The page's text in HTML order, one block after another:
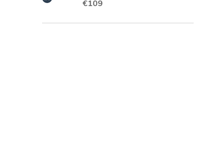
€109